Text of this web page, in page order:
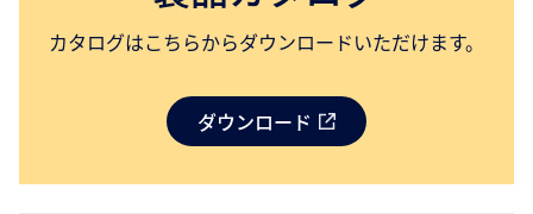
カタログはこちらからダウンロードいただけます。
ダウンロード